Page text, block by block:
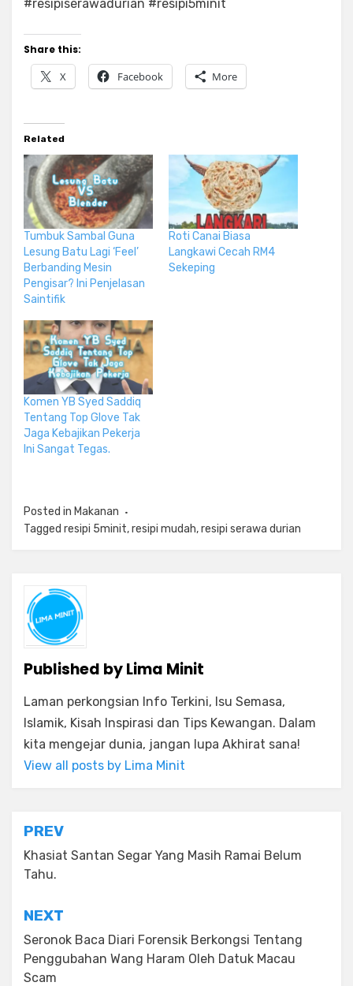
#resipiserawadurian #resipi5minit
Share this:
X Facebook More
Related
Tumbuk Sambal Guna
Lesung Batu Lagi ‘Feel’
Berbanding Mesin
Pengisar? Ini Penjelasan
Saintifik
Roti Canai Biasa
Langkawi Cecah RM4
Sekeping
Komen YB Syed Saddiq
Tentang Top Glove Tak
Jaga Kebajikan Pekerja
Ini Sangat Tegas.
Posted in Makanan
Tagged resipi 5minit,resipi mudah,resipi serawa durian
Published byLima Minit
Laman perkongsian Info Terkini, Isu Semasa,
Islamik, Kisah Inspirasi dan Tips Kewangan. Dalam
kita mengejar dunia, jangan lupa Akhirat sana!
View all posts by Lima Minit
Post
navigation
PREV
Khasiat Santan Segar Yang Masih Ramai Belum
Tahu.
NEXT
Seronok Baca Diari Forensik Berkongsi Tentang
Penggubahan Wang Haram Oleh Datuk Macau
Scam